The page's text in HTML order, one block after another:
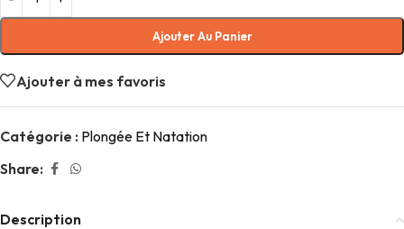
Ajouter Au Panier
Ajouter à mes favoris
Catégorie : Plongée Et Natation
Share:
Description